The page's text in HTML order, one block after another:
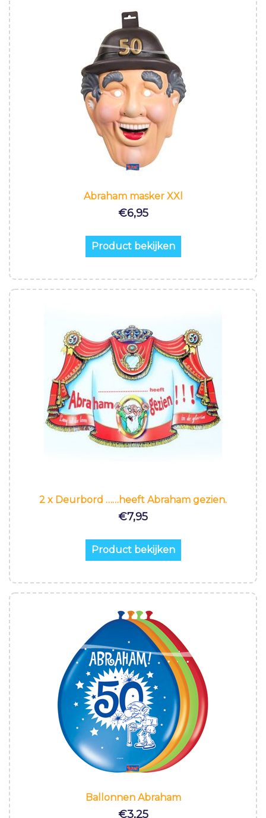
Abraham masker XXl
€6,95
Product bekijken
2 x Deurbord ……heeft Abraham gezien.
€7,95
Product bekijken
Ballonnen Abraham
€3,25